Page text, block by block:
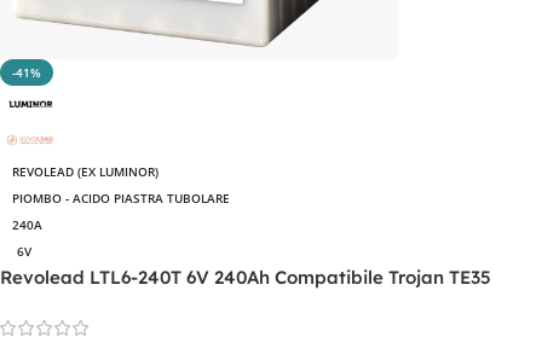
-41%
REVOLEAD (EX LUMINOR)
PIOMBO - ACIDO PIASTRA TUBOLARE
240A
6V
Revolead LTL6-240T 6V 240Ah Compatibile Trojan TE35